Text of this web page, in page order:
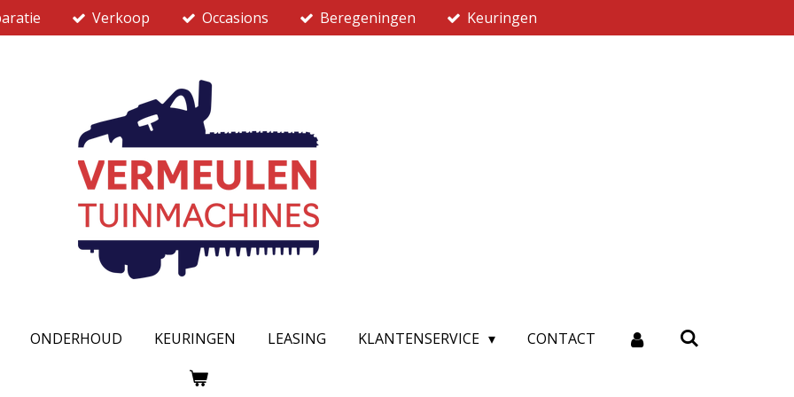
Verkoop Occasions Beregeningen Keuringen
ONDERHOUD KEURINGEN LEASING KLANTENSERVICE CONTACT